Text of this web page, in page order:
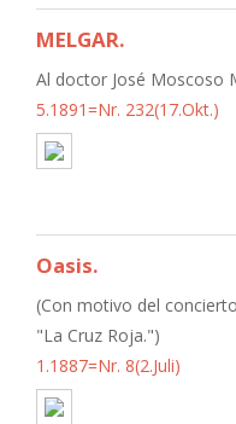
MELGAR.
Al doctor José Moscoso
5.1891=Nr. 232(17.Okt.)
Oasis.
(Con motivo del
"La Cruz Roja.")
1.1887=Nr. 8(2.Juli)